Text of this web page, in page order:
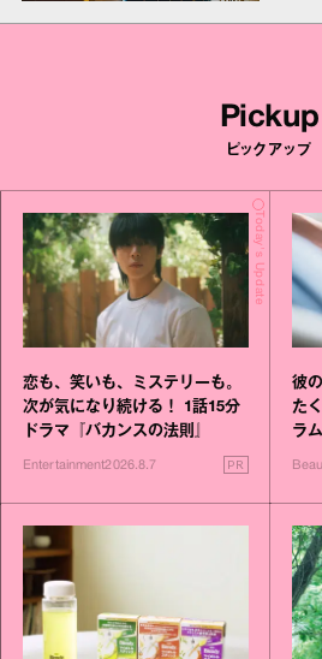
Pickup
ピックアップ
Today's Update
恋も、笑いも、ミステリーも。
次が気になり続ける！ 1話15分
ドラマ『バカンスの法則』
Entertainment2026.8.7 PR
彼
た
ラ